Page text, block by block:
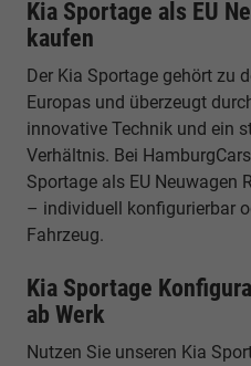
Kia Sportage als EU
kaufen
Der Kia Sportage gehört zu
Europas und überzeugt
innovative Technik und ein
Verhältnis. Bei
Sportage als EU Neuwagen
– individuell konfigurierbar
Fahrzeug.
Kia Sportage
ab Werk
Nutzen Sie unseren Kia